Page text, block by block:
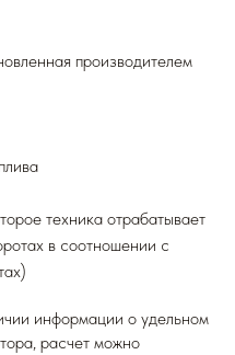
производителем
техника отрабатывает
в соотношении с
информации о удельном
расчет можно